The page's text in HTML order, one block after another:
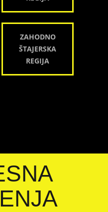
ZAHODNO
ŠTAJERSKA
REGIJA